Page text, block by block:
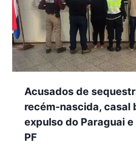
Acusados de
recém-nascida, casal
expulso do Paraguai
PF